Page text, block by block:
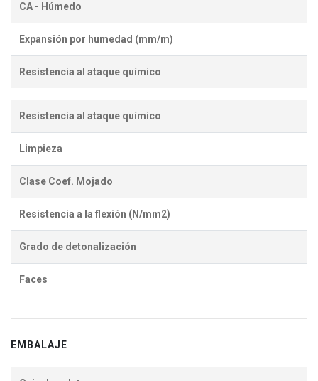
CA - Húmedo
Expansión por humedad (mm/m)
Resistencia al ataque químico
Resistencia al ataque químico
Limpieza
Clase Coef. Mojado
Resistencia a la flexión (N/mm2)
Grado de detonalización
Faces
EMBALAJE